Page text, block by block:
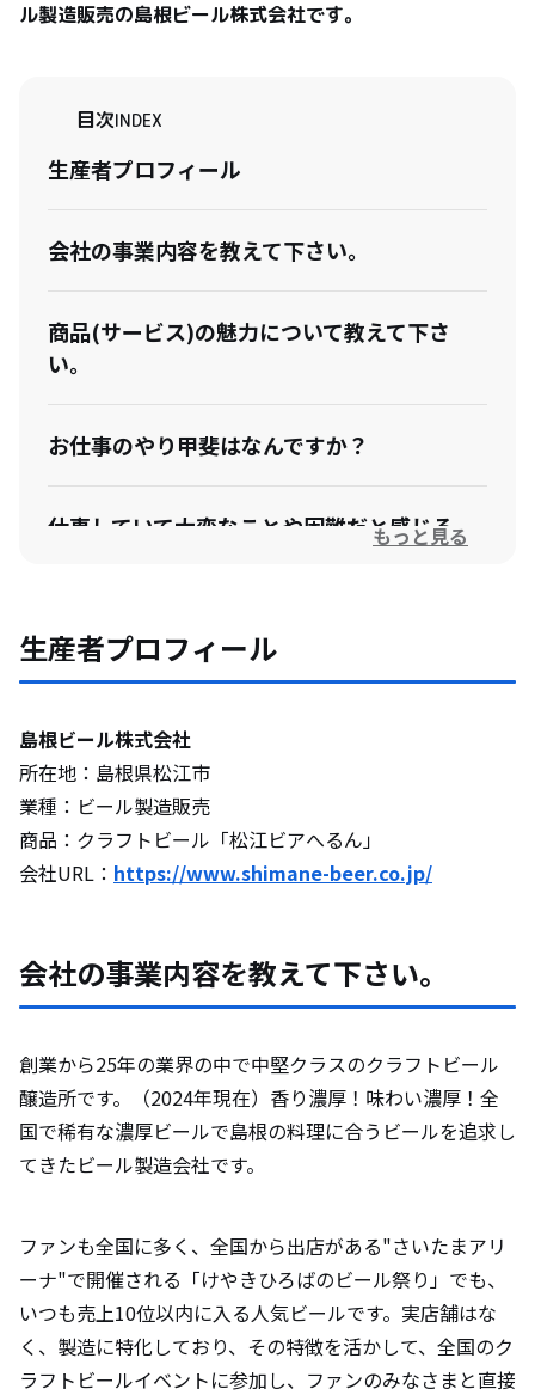
ル製造販売の島根ビール株式会社です。
目次INDEX
生産者プロフィール
会社の事業内容を教えて下さい。
商品(サービス)の魅力について教えて下さ
い。
お仕事のやり甲斐はなんですか？
仕事していて大変なことや困難だと感じる
今後の展望や、挑戦してみたいことについ
て教えてください。
地域の魅力について教えて下さい。
移住して地方の仕事を志す方へメッセージ
をお願いします。
もっと見る
生産者プロフィール
島根ビール株式会社
所在地：島根県松江市
業種：ビール製造販売
商品：クラフトビール「松江ビアへるん」
会社URL： https://www.shimane-beer.co.jp/
会社の事業内容を教えて下さい。
創業から25年の業界の中で中堅クラスのクラフトビール
醸造所です。（2024年現在）香り濃厚！味わい濃厚！全
国で稀有な濃厚ビールで島根の料理に合うビールを追求し
てきたビール製造会社です。
ファンも全国に多く、全国から出店がある"さいたまアリ
ーナ"で開催される「けやきひろばのビール祭り」でも、
いつも売上10位以内に入る人気ビールです。実店舗はな
く、製造に特化しており、その特徴を活かして、全国のク
ラフトビールイベントに参加し、ファンのみなさまと直接